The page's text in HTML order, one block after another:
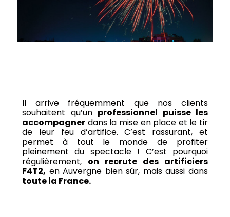
Il arrive fréquemment que nos clients
souhaitent qu’un professionnel puisse les
accompagner dans la mise en place et le tir
de leur feu d’artifice. C’est rassurant, et
permet à tout le monde de profiter
pleinement du spectacle ! C’est pourquoi
régulièrement, on recrute des artificiers
F4T2, en Auvergne bien sûr, mais aussi dans
toute la France.